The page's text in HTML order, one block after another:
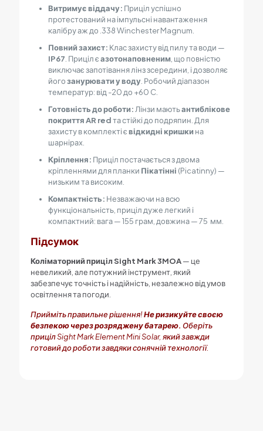
Витримує віддачу: Приціл успішно
протестований на імпульсні навантаження
калібру аж до .338Winchester Magnum.
Повний захист: Клас захисту від пилу та води —
IP67 . Приціл єазотонаповненим, що повністю
виключає запотівання лінз зсередини, і дозволяє
йогозанурювати у воду. Робочий діапазон
температур: від -20 до +60 C.
Готовність до роботи: Лінзи маютьантиблікове
покриттяAR redта стійкі до подряпин. Для
захисту в комплекті євідкидні кришки на
шарнірах.
Кріплення: Приціл постачається з двома
кріпленнями для планки Пікатінні (Picatinny) —
низьким та високим.
Компактність: Незважаючи на всю
функціональність, приціл дуже легкий і
компактний: вага —155 грам, довжина —75 мм
Підсумок
Коліматорний приціл Sight Mark 3MOA— це
невеликий, але потужний інструмент, який
забезпечує точність і надійність, незалежно від умов
освітлення та погоди.
Прийміть правильне рішення!Не ризикуйте своєю
безпекою через розряджену батарею. Оберіть
приціл Sight Mark Element Mini Solar, який завжди
готовий до роботи завдяки сонячній технології.